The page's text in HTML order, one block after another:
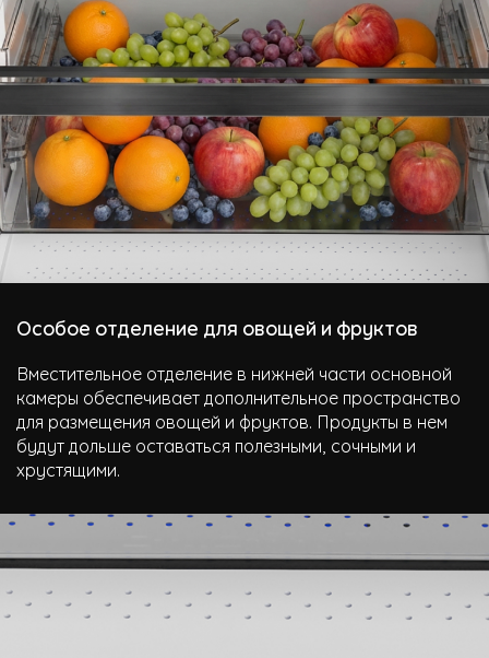
Особое отделение для овощей и фруктов
Вместительное отделение в нижней части основной
камеры обеспечивает дополнительное пространство
для размещения овощей и фруктов. Продукты в нем
будут дольше оставаться полезными, сочными и
хрустящими.